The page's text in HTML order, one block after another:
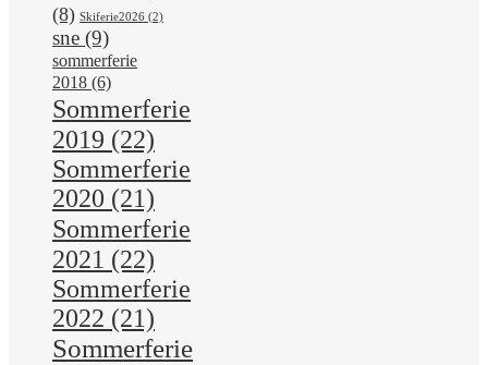
(8) Skiferie2026 (2)
sne (9)
sommerferie
2018 (6)
Sommerferie
2019 (22)
Sommerferie
2020 (21)
Sommerferie
2021 (22)
Sommerferie
2022 (21)
Sommerferie